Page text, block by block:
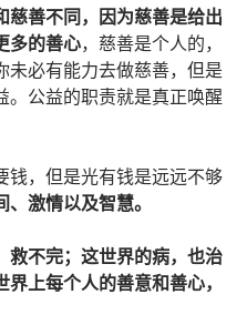
慈善不同，因为慈善是给出
多的善心，慈善是个人的，
未必有能力去做慈善，但是
。公益的职责就是真正唤醒
钱，但是光有钱是远远不够
激情以及智慧。
救不完；这世界的病，也治
上每个人的善意和善心，